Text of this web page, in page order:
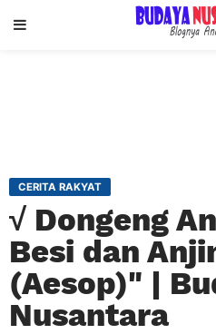
CERITA RAKYAT
√ Dongeng
Besi dan
(Aesop)" |
Nusantara